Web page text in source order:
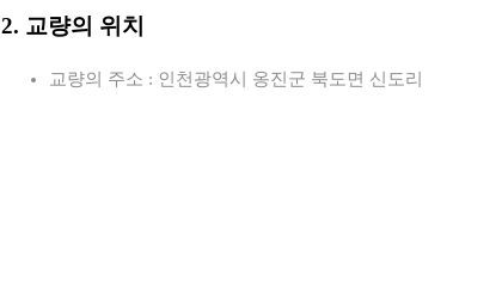
2. 교량의 위치
교량의 주소 : 인천광역시 옹진군 북도면 신도리